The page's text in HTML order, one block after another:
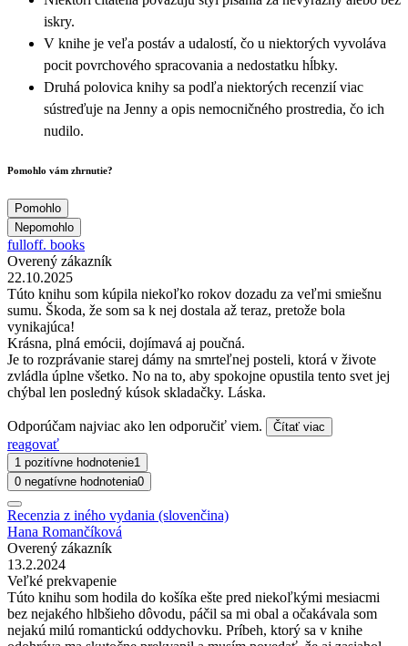
iskry.
V knihe je veľa postáv a udalostí, čo u niektorých vyvoláva
pocit povrchového spracovania a nedostatku hĺbky.
Druhá polovica knihy sa podľa niektorých recenzií viac
sústreďuje na Jenny a opis nemocničného prostredia, čo ich
nudilo.
Pomohlo vám zhrnutie?
Pomohlo
Nepomohlo
fulloff. books
Overený zákazník
22.10.2025
Túto knihu som kúpila niekoľko rokov dozadu za veľmi smiešnu
sumu. Škoda, že som sa k nej dostala až teraz, pretože bola
vynikajúca!
Krásna, plná emócii, dojímavá aj poučná.
Je to rozprávanie starej dámy na smrteľnej posteli, ktorá v živote
zvládla úplne všetko. No na to, aby spokojne opustila tento svet jej
chýbal len posledný kúsok skladačky. Láska.
Odporúčam najviac ako len odporučiť viem. Čítať viac
reagovať
1 pozitívne hodnotenie1
0 negatívne hodnotenia0
Recenzia z iného vydania (slovenčina)
Hana Romančíková
Overený zákazník
13.2.2024
Veľké prekvapenie
Túto knihu som hodila do košíka ešte pred niekoľkými mesiacmi
bez nejakého hlbšieho dôvodu, páčil sa mi obal a očakávala som
nejakú milú romantickú oddychovku. Príbeh, ktorý sa v knihe